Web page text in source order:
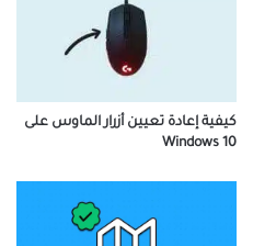
كيفية إعادة تعيين أزرار الماوس على
Windows 10